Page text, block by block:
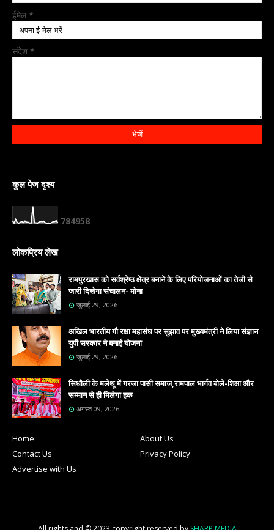
ईमेल *
संदेश *
कुल पेज दृश्य
784958
लोकप्रिय लेख
रामपुरखास को सर्वश्रेष्ठ क्षेत्र बनाने के लिए परियोजनाओं का तेजी से
जारी दिखेगा संचालन- मोना
जुलाई 29, 2026
अखिल भारतीय गौ रक्षा महासंघ पर सुझाव पर मुख्यमंत्री ने लिया संज्ञान
युपी सरकार ने बनाई योजना
जुलाई 29, 2026
सिधौली के मलेथू में गरजा पासी समाज,रामपाल भार्गव बोले-शिक्षा और
सम्मान से ही मिलेगा हक
अगस्त 09, 2026
Home
About Us
Contact Us
Privacy Policy
Advertise with Us